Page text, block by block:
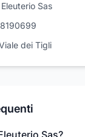
Eleuterio Sas
dei Tigli
Sas?